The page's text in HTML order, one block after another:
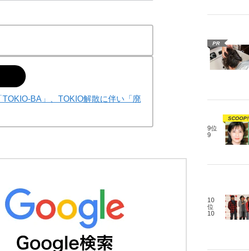
BA」、TOKIO解散に伴い「廃
PR
9位
9
SCOOP!
10
位
10